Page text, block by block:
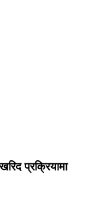
प्रक्रियामा